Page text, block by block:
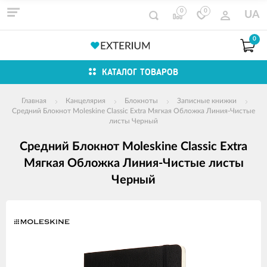
0 0 UA
0
КАТАЛОГ ТОВАРОВ
Главная Канцелярия Блокноты
Записные книжки
Средний Блокнот Moleskine Classic Extra Мягкая Обложка Линия-Чистые
листы Черный
Средний Блокнот Moleskine Classic Extra
Мягкая Обложка Линия-Чистые листы
Черный
товаров